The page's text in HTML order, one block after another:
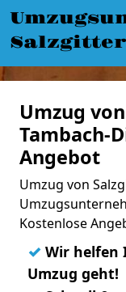
Salzgitter
Umzug
Tambach-
Angebot
Umzug von
Kostenlose
✓ Wir helfen
Umzug geht!